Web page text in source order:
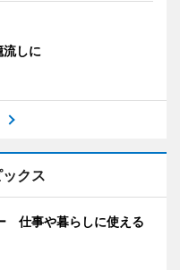
しに
クス
仕事や暮らしに使える